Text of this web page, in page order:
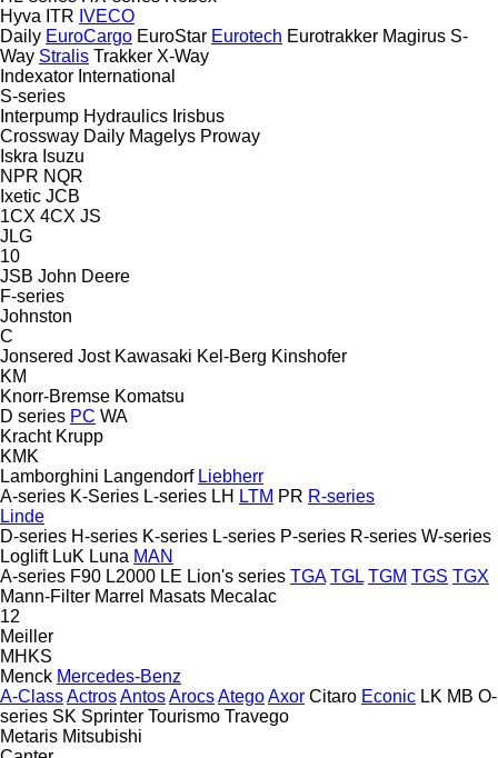
Hyva ITR IVECO
Daily EuroCargo EuroStar Eurotech Eurotrakker Magirus S-
Way Stralis Trakker X-Way
Indexator International
S-series
Interpump Hydraulics Irisbus
Crossway Daily Magelys Proway
Iskra Isuzu
NPR NQR
Ixetic JCB
1CX 4CX JS
JLG
10
JSB John Deere
F-series
Johnston
C
Jonsered Jost Kawasaki Kel-Berg Kinshofer
KM
Knorr-Bremse Komatsu
D series PC WA
Kracht Krupp
KMK
Lamborghini Langendorf Liebherr
A-series K-Series L-series LH LTM PR R-series
Linde
D-series H-series K-series L-series P-series R-series W-series
Loglift LuK Luna MAN
A-series F90 L2000 LE Lion's series TGA TGL TGM TGS TGX
Mann-Filter Marrel Masats Mecalac
12
Meiller
MHKS
Menck Mercedes-Benz
A-ClassActrosAntosArocsAtegoAxor Citaro Econic LK MB O-
series SK Sprinter Tourismo Travego
Metaris Mitsubishi